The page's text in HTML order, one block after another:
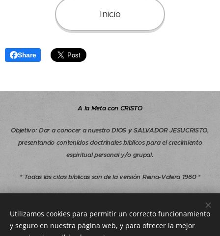
Inicio
Share
A la Meta con CRISTO
Objetivo:Dar a conocer a nuestro DIOS y SALVADOR JESUCRISTO,
presentando contenidos doctrinales bíblicos para el crecimiento
espiritual personal y/o grupal.
* Todas las citas bíblicas son de la versión Reina-Valera 1960 *
reservados.
alametaconcristo.com@gmail.com
Utilizamos cookies para permitir un correcto funcionamiento
y seguro en nuestra página web, y para ofrecer la mejor